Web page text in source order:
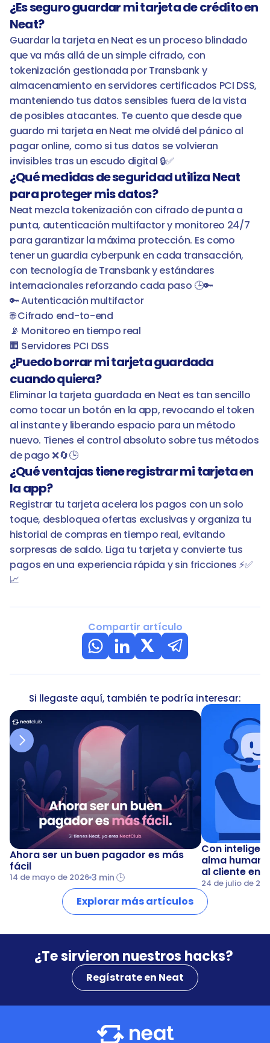
¿Es seguro guardar mi tarjeta de crédito en
Neat?
Guardar la tarjeta en Neat es un proceso blindado
que va más allá de un simple cifrado, con
tokenización gestionada por Transbank y
almacenamiento en servidores certificados PCI DSS,
manteniendo tus datos sensibles fuera de la vista
de posibles atacantes. Te cuento que desde que
guardo mi tarjeta en Neat me olvidé del pánico al
pagar online, como si tus datos se volvieran
invisibles tras un escudo digital 🔒✅
¿Qué medidas de seguridad utiliza Neat
para proteger mis datos?
Neat mezcla tokenización con cifrado de punta a
punta, autenticación multifactor y monitoreo 24/7
para garantizar la máxima protección. Es como
tener un guardia cyberpunk en cada transacción,
con tecnología de Transbank y estándares
internacionales reforzando cada paso 🕒🔑
🔑 Autenticación multifactor
🌐 Cifrado end-to-end
📡 Monitoreo en tiempo real
🏢 Servidores PCI DSS
¿Puedo borrar mi tarjeta guardada
cuando quiera?
Eliminar la tarjeta guardada en Neat es tan sencillo
como tocar un botón en la app, revocando el token
al instante y liberando espacio para un método
nuevo. Tienes el control absoluto sobre tus métodos
de pago ❌🔄🕒
¿Qué ventajas tiene registrar mi tarjeta en
la app?
Registrar tu tarjeta acelera los pagos con un solo
toque, desbloquea ofertas exclusivas y organiza tu
historial de compras en tiempo real, evitando
sorpresas de saldo. Liga tu tarjeta y convierte tus
pagos en una experiencia rápida y sin fricciones ⚡✅
📈
Compartir artículo
Si llegaste aquí, también te podría interesar:
Ahora ser un buen pagador es más
fácil
14 de mayo de 2026 3 min 🕒
Con
alma
al cliente en
24 de julio de
Explorar más artículos
¿Te sirvieron nuestros hacks?
Regístrate en Neat